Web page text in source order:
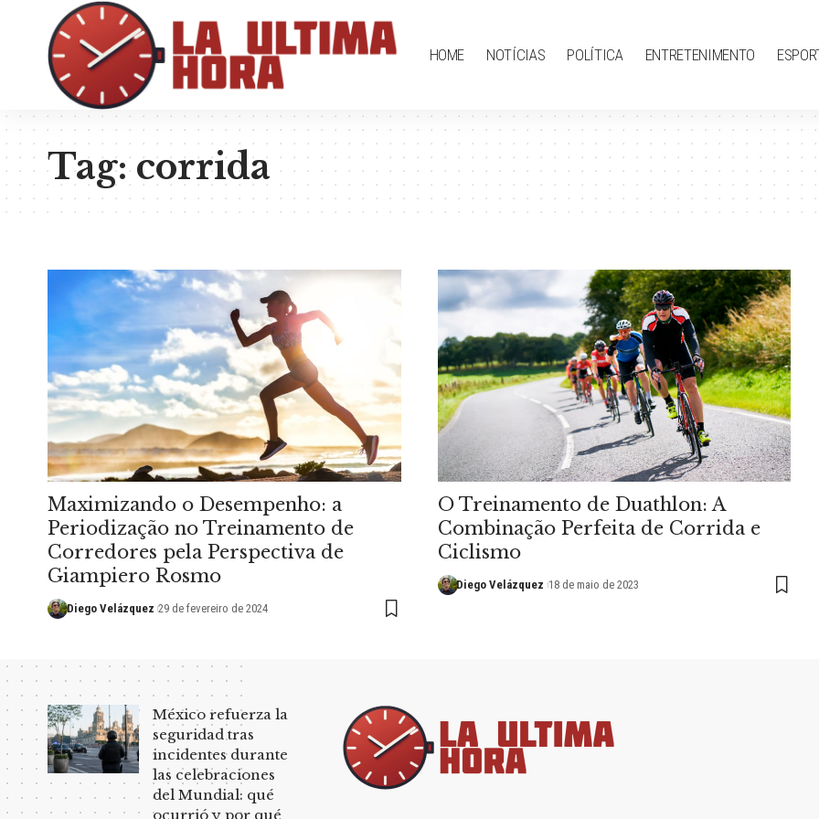
HOME NOTÍCIAS POLÍTICA ENTRETENIMENTO
Tag:corrida
Maximizando o Desempenho: a
Periodização no Treinamento de
Corredores pela Perspectiva de
Giampiero Rosmo
Diego Velázquez 29 de fevereiro de 2024
O Treinamento de Duathlon: A
Combinação Perfeita de Corrida e
Ciclismo
Diego Velázquez 18 de maio de 2023
México refuerza la
seguridad tras
incidentes durante
las celebraciones
del Mundial: qué
ocurrió y por qué